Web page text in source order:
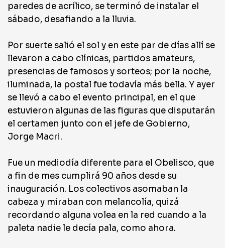
paredes de acrílico, se terminó de instalar el
sábado, desafiando a la lluvia.
Por suerte salió el sol y en este par de días allí se
llevaron a cabo clínicas, partidos amateurs,
presencias de famosos y sorteos; por la noche,
iluminada, la postal fue todavía más bella. Y ayer
se llevó a cabo el evento principal, en el que
estuvieron algunas de las figuras que disputarán
el certamen junto con el jefe de Gobierno,
Jorge Macri.
Fue un mediodía diferente para el Obelisco, que
a fin de mes cumplirá 90 años desde su
inauguración. Los colectivos asomaban la
cabeza y miraban con melancolía, quizá
recordando alguna volea en la red cuando a la
paleta nadie le decía pala, como ahora.